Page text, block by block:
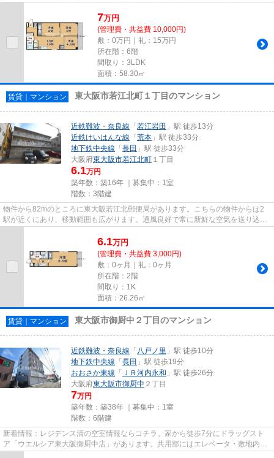
は2駅が近くにあり、移動範囲...
7万円
(管理費・共益費 10,000円)
敷：0万円｜礼：15万円
所在階：6階
間取り：3LDK
面積：58.30㎡
賃貸｜マンション 東大阪市若江北町１丁目のマンション
近鉄難波・奈良線 「若江岩田 」駅 徒歩13分
近鉄けいはんな線 「荒本 」駅 徒歩33分
地下鉄中央線 「長田 」駅 徒歩33分
大阪府東大阪市若江北町 １丁目
6.1万円
築年数：築16年 ｜募集中： 1室
階数：3階建
物件から82mのところに東大阪若江北郵便局があります。こちらの物件からは2
駅が近くにあり、移動範囲も広がります。通風良好で常に新鮮な空気を送り込む
物件をご案内します。敷地内に...
6.1万円
(管理費・共益費 3,000円)
敷：0ヶ月｜礼：0ヶ月
所在階：2階
間取り：1K
面積：26.26㎡
賃貸｜マンション 東大阪市御厨中２丁目のマンション
近鉄難波・奈良線 「 八戸ノ里 」駅 徒歩10分
地下鉄中央線 「長田 」駅 徒歩19分
おおさか東線 「 ＪＲ河内永和 」駅 徒歩26分
大阪府東大阪市御厨中 ２丁目
7万円
築年数：築38年 ｜募集中： 1室
階数：6階建
新着情報：レジデンス清の空室情報ならコチラ。家から徒歩7分にドラッグスト
ア「ウエルシア東大阪御厨中店」があります。共用部にはエレベータ・敷地内ご
み置き場などが揃っております...